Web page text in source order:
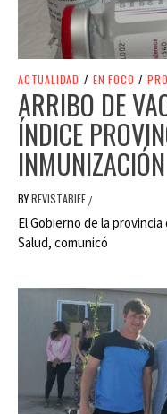
ACTUALIDAD / EN FOCO /
ARRIBO DE
ÍNDICE
INMUNIZACIÓN
BYREVISTABIFE /
El Gobierno de la
Salud, comunicó